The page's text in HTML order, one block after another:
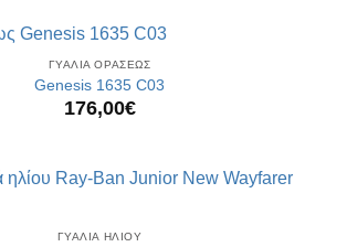
ΓΥΑΛΙΑ ΟΡΑΣΕΩΣ
Genesis 1635 C03
176,00€
ΓΥΑΛΙΑ ΗΛΙΟΥ